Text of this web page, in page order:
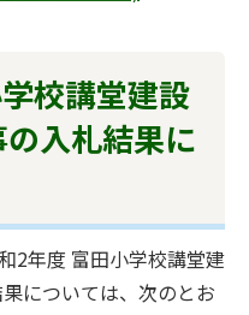
校講堂建設
の入札結果に
2年度 富田小学校講堂建
については、次のとお